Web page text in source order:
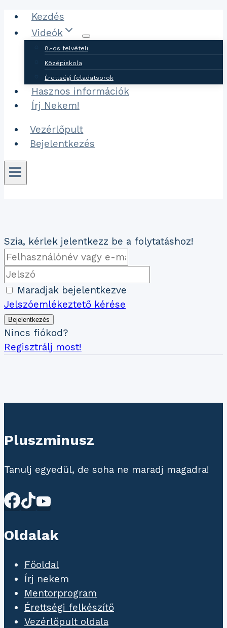
Ugrás
tartalomhoz
Kezdés
Videók
8.-os felvételi
Középiskola
Érettségi feladatsorok
Hasznos információk
Írj Nekem!
Vezérlőpult
Bejelentkezés
Szia, kérlek jelentkezz be a folytatáshoz!
Maradjak bejelentkezve
Jelszóemlékeztető kérése
Bejelentkezés
Nincs fiókod?
Regisztrálj most!
Pluszminusz
Tanulj egyedül, de soha ne maradj magadra!
Oldalak
Főoldal
Írj nekem
Mentorprogram
Érettségi felkészítő
Vezérlőpult oldala